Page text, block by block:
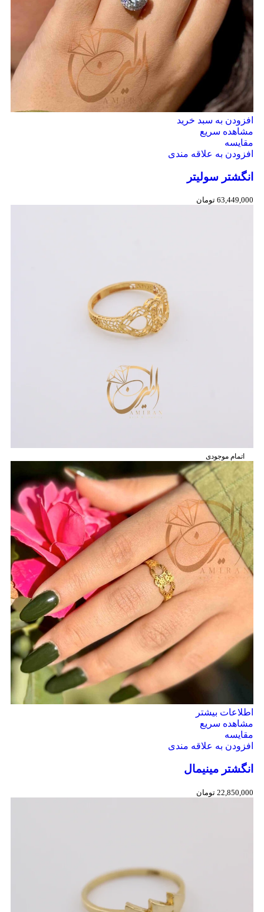
افزودن به سبد خرید
مشاهده سریع
مقایسه
افزودن به علاقه مندی
انگشتر سولیتر
63,449,000 تومان
اتمام موجودی
اطلاعات بیشتر
مشاهده سریع
مقایسه
افزودن به علاقه مندی
انگشتر مینیمال
22,850,000 تومان